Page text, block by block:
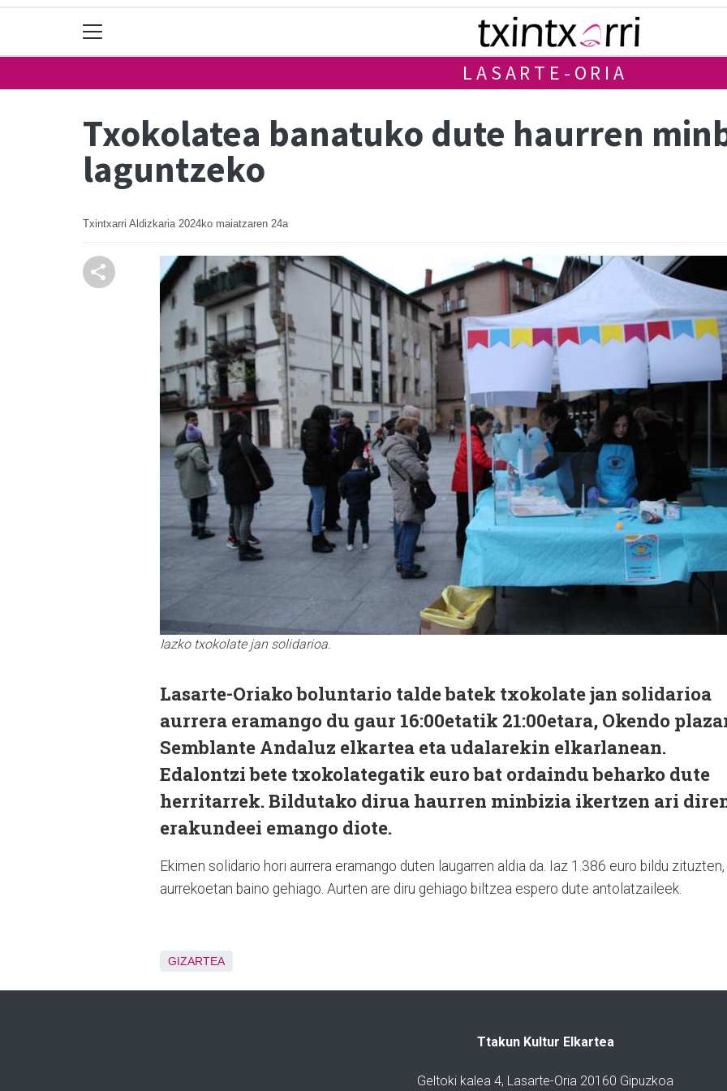
LASARTE-ORIA
Txokolatea banatuko dute haurren
laguntzeko
Txintxarri Aldizkaria 2024ko maiatzaren 24a
Iazko txokolate jan solidarioa.
Lasarte-Oriako boluntario talde batek txokolate jan solidarioa
aurrera eramango du gaur 16:00etatik 21:00etara, Okendo
Semblante Andaluz elkartea eta udalarekin elkarlanean.
Edalontzi bete txokolategatik euro bat ordaindu beharko dute
herritarrek. Bildutako dirua haurren minbizia ikertzen ari
erakundeei emango diote.
Ekimen solidario hori aurrera eramango duten laugarren aldia da. Iaz 1.386 euro bildu zituzten,
aurrekoetan baino gehiago. Aurten are diru gehiago biltzea espero dute antolatzaileek.
GIZARTEA
Ttakun Kultur Elkartea
Geltoki kalea 4, Lasarte-Oria 20160 Gipuzkoa